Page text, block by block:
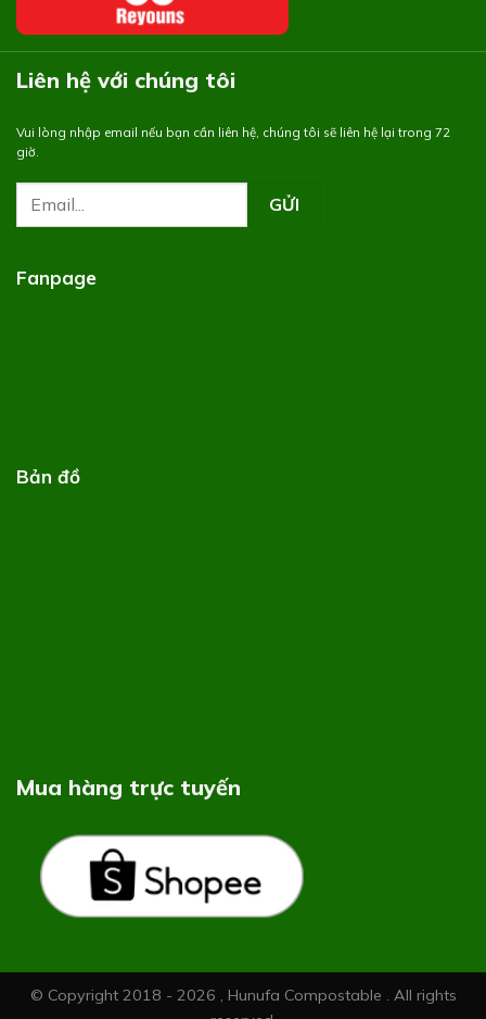
Liên hệ với chúng tôi
Vui lòng nhập email nếu bạn cần liên hệ, chúng tôi sẽ liên hệ lại trong 72
giờ.
Fanpage
Bản đồ
Mua hàng trực tuyến
© Copyright 2018 - 2026 , Hunufa Compostable . All rights